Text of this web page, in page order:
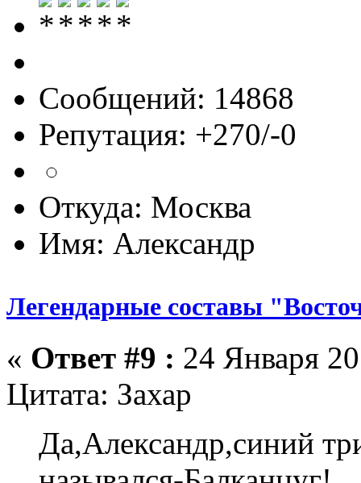
Сообщений: 14868
Репутация: +270/-0
Откуда: Москва
Имя: Александр
Легендарные составы
« Ответ #9 : 24 Января
Цитата: Захар
Да,Александр,синий